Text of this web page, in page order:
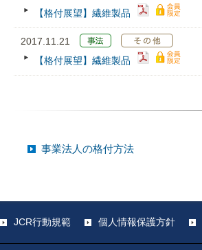
【格付展望】繊維製品
2017.11.21
【格付展望】繊維製品
事業法人の格付方法
JCR行動規範 個人情報保護方針